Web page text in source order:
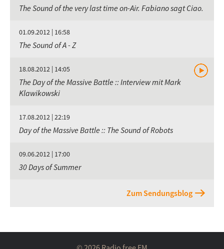
The Sound of the very last time on-Air. Fabiano sagt Ciao.
01.09.2012 | 16:58
The Sound of A - Z
18.08.2012 | 14:05
The Day of the Massive Battle :: Interview mit Mark
Klawikowski
17.08.2012 | 22:19
Day of the Massive Battle :: The Sound of Robots
09.06.2012 | 17:00
30 Days of Summer
Zum Sendungsblog